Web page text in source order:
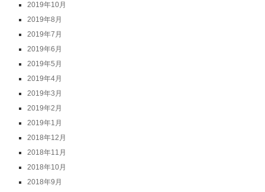
2019年10月
2019年8月
2019年7月
2019年6月
2019年5月
2019年4月
2019年3月
2019年2月
2019年1月
2018年12月
2018年11月
2018年10月
2018年9月